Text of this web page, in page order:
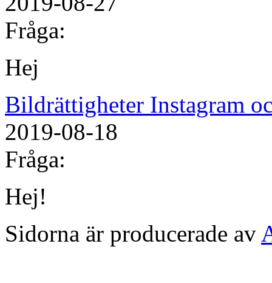
Fråga:
Hej
Bildrättigheter Instagram
2019-08-18
Fråga:
Hej!
Sidorna är producerade av